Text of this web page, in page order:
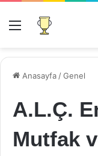
Menü
Anasayfa /Genel
A.L.Ç.
Mutfak